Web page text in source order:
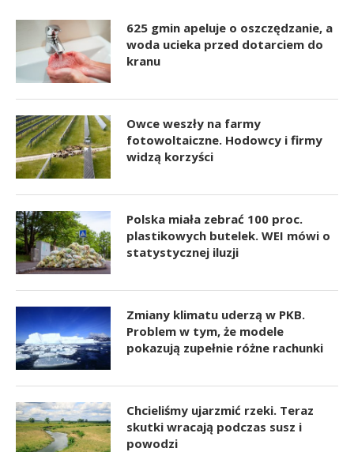
625 gmin apeluje o oszczędzanie, a
woda ucieka przed dotarciem do
kranu
Owce weszły na farmy
fotowoltaiczne. Hodowcy i firmy
widzą korzyści
Polska miała zebrać 100 proc.
plastikowych butelek. WEI mówi o
statystycznej iluzji
Zmiany klimatu uderzą w PKB.
Problem w tym, że modele
pokazują zupełnie różne rachunki
Chcieliśmy ujarzmić rzeki. Teraz
skutki wracają podczas susz i
powodzi